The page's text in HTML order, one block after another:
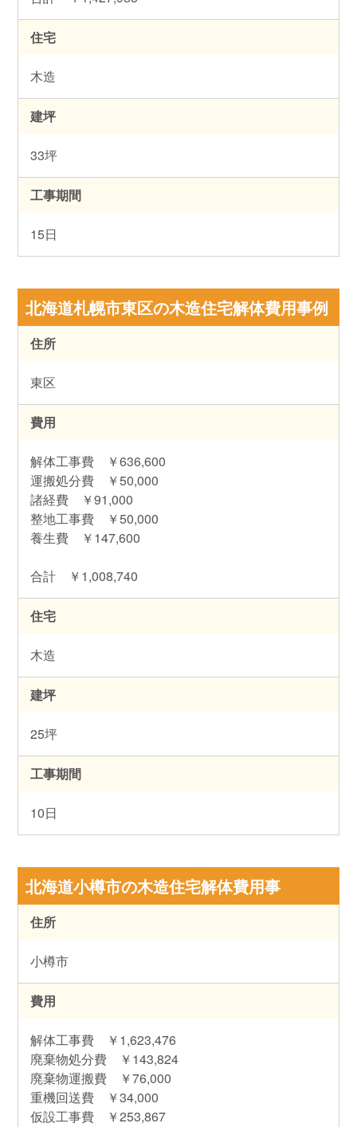
住宅
木造
建坪
33坪
工事期間
15日
北海道札幌市東区の木造住宅解体費用事例
住所
東区
費用
解体工事費 ￥636,600
運搬処分費 ￥50,000
諸経費 ￥91,000
整地工事費 ￥50,000
養生費 ￥147,600
合計 ￥1,008,740
住宅
木造
建坪
25坪
工事期間
10日
北海道小樽市の木造住宅解体費用事
住所
小樽市
費用
解体工事費 ￥1,623,476
廃棄物処分費 ￥143,824
廃棄物運搬費 ￥76,000
重機回送費 ￥34,000
仮設工事費 ￥253,867